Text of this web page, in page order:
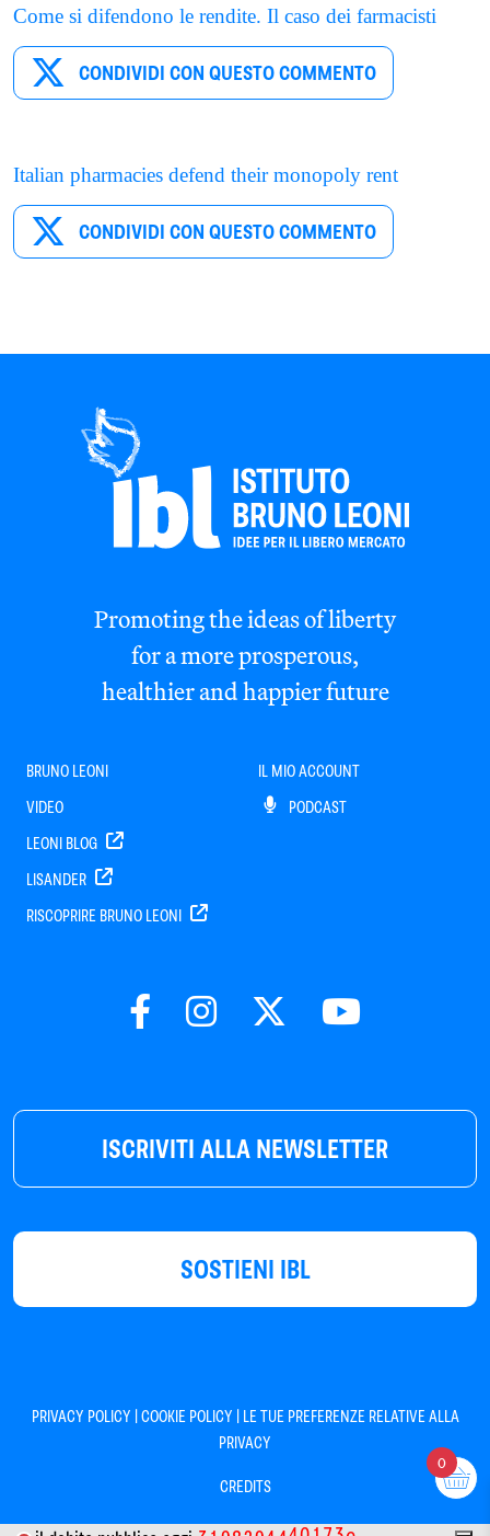
Come si difendono le rendite. Il caso dei farmacisti
CONDIVIDI CON QUESTO COMMENTO
Italian pharmacies defend their monopoly rent
CONDIVIDI CON QUESTO COMMENTO
ISCRIVITI ALLA NEWSLETTER
SOSTIENI IBL
Promoting the ideas of liberty
for a more prosperous,
healthier and happier future
BRUNO LEONI
VIDEO
LEONI BLOG
LISANDER
RISCOPRIRE BRUNO LEONI
IL MIO ACCOUNT
PODCAST
PRIVACY POLICY |COOKIE POLICY | LE TUE PREFERENZE RELATIVE ALLA
PRIVACY
CREDITS
0